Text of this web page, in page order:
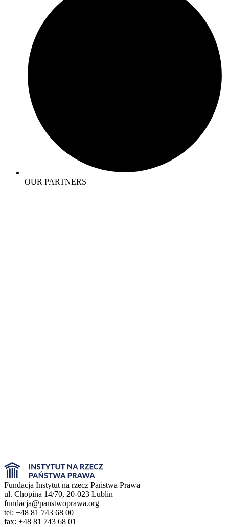
OUR PARTNERS
Fundacja Instytut na rzecz Państwa Prawa
ul. Chopina 14/70, 20-023 Lublin
fundacja@panstwoprawa.org
tel: +48 81 743 68 00
fax: +48 81 743 68 01